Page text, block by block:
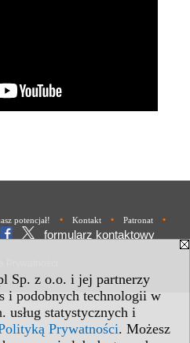
Sp. z o.o. i jej partnerzy
i podobnych technologii w
usług statystycznych i
Prywatności. Możesz
potencjał! • Kontakt • Patronat •
formularz kontaktowy